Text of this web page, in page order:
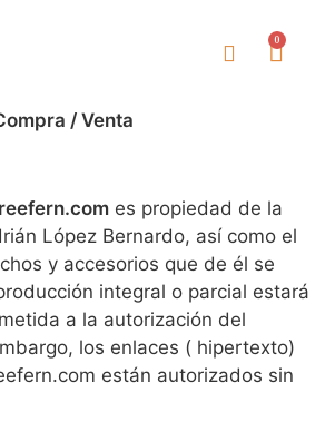
0
/ Venta
es propiedad de la
López Bernardo, así como el
y accesorios que de él se
integral o parcial estará
a la autorización del
los enlaces ( hipertexto)
están autorizados sin